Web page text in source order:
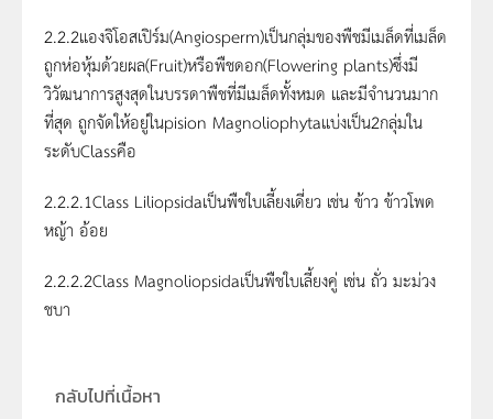
2.2.2แองจิโอสเปิร์ม(Angiosperm)เป็นกลุ่มของพืชมีเมล็ดที่เมล็ด
ถูกห่อหุ้มด้วยผล(Fruit)หรือพืชดอก(Flowering plants)ซึ่งมี
วิวัฒนาการสูงสุดในบรรดาพืชที่มีเมล็ดทั้งหมด และมีจำนวนมาก
ที่สุด ถูกจัดให้อยู่ในpision Magnoliophytaแบ่งเป็น2กลุ่มใน
ระดับClassคือ
2.2.2.1Class Liliopsidaเป็นพืชใบเลี้ยงเดี่ยว เช่น ข้าว ข้าวโพด
หญ้า อ้อย
2.2.2.2Class Magnoliopsidaเป็นพืชใบเลี้ยงคู่ เช่น ถั่ว มะม่วง
ชบา
กลับไปที่เนื้อหา